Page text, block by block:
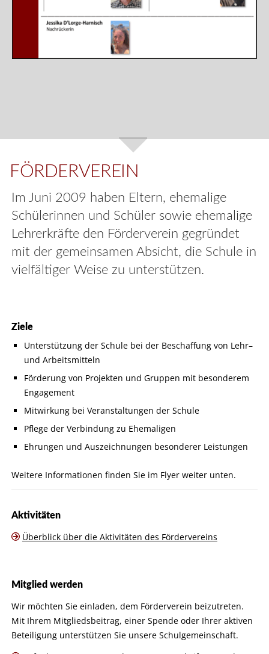
FÖRDERVEREIN
Im Juni 2009 haben Eltern, ehemalige
Schülerinnen und Schüler sowie ehemalige
Lehrerkräfte den Förderverein gegründet
mit der gemeinsamen Absicht, die Schule in
vielfältiger Weise zu unterstützen.
Ziele
Unterstützung der Schule bei der Beschaffung von Lehr–
und Arbeitsmitteln
Förderung von Projekten und Gruppen mit besonderem
Engagement
Mitwirkung bei Veranstaltungen der Schule
Pflege der Verbindung zu Ehemaligen
Ehrungen und Auszeichnungen besonderer Leistungen
Weitere Informationen finden Sie im Flyer weiter unten.
Aktivitäten
Überblick über die Aktivitäten des Fördervereins
Mitglied werden
Wir möchten Sie einladen, dem Förderverein beizutreten.
Mit Ihrem Mitgliedsbeitrag, einer Spende oder Ihrer aktiven
Beteiligung unterstützen Sie unsere Schulgemeinschaft.